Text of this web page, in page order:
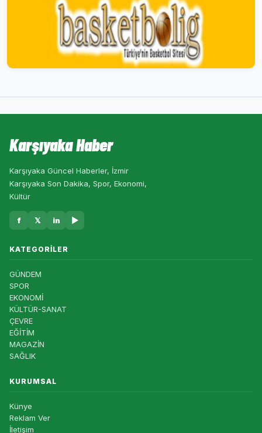
Karşıyaka Haber
Karşıyaka Güncel Haberler, İzmir
Karşıyaka Son Dakika, Spor, Ekonomi,
Kültür
f 𝕏 in ▶
KATEGORILER
GÜNDEM
SPOR
EKONOMİ
KÜLTÜR-SANAT
ÇEVRE
EĞİTİM
MAGAZİN
SAĞLIK
KURUMSAL
Künye
Reklam Ver
İletişim